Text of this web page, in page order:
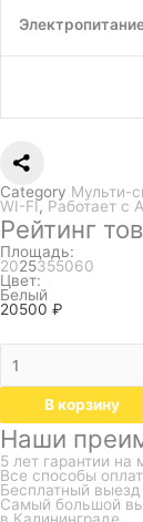
Category Мульти-
WI-FI, Работает с
Рейтинг
Площадь:
2025355060
Цвет:
Белый
20500 ₽
В корзину
Наши
5 лет гарантии на
Все способы
Бесплатный
Самый большой
в Калининграде